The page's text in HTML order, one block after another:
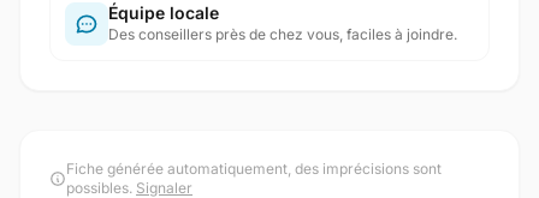
Équipe locale
Des conseillers près de chez vous, faciles à joindre.
Fiche générée automatiquement, des imprécisions sont
possibles. Signaler